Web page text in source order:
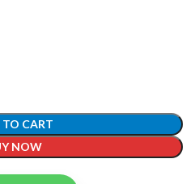
CART
NOW